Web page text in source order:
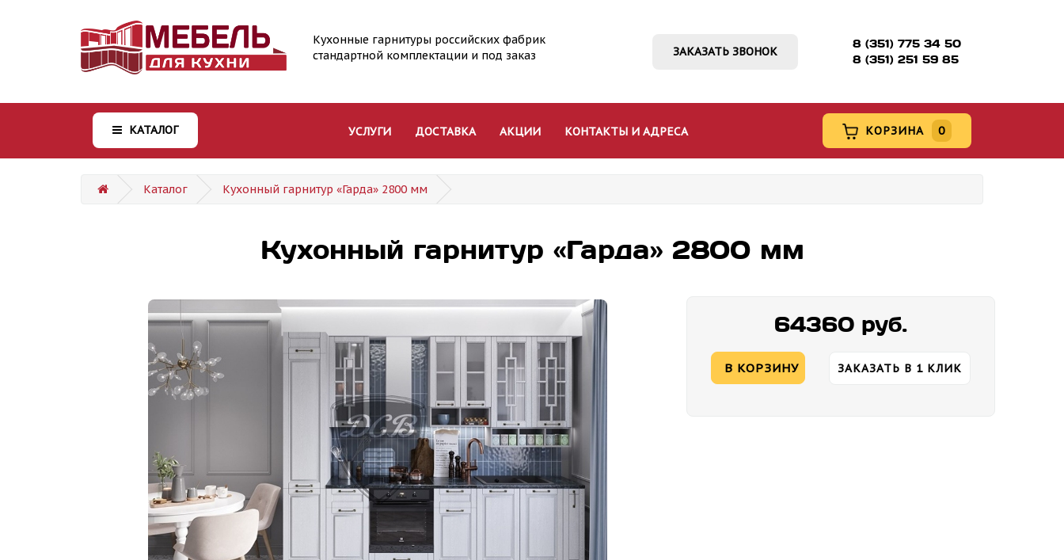
Кухонные гарнитуры российских фабрик
стандартной комплектации и под заказ
ЗАКАЗАТЬ ЗВОНОК
8 (351) 775 34 50
8 (351) 251 59 85
КАТАЛОГ УСЛУГИ ДОСТАВКА АКЦИИ КОНТАКТЫ И АДРЕСА КОРЗИНА 0
Каталог Кухонный гарнитур «Гарда» 2800 мм
Кухонный гарнитур «Гарда» 2800 мм
64360 руб.
В КОРЗИНУ ЗАКАЗАТЬ В 1 КЛИК